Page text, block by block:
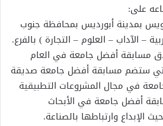
على:
بمدينة أبورديس بمحافظة جنوب
– الآداب – العلوم – التجارة ) بالفرع.
مسابقة أفضل جامعة في العام
2020/2021، والتي ستضم مسابقة أفضل جامعة صديقة
في مجال المشروعات التطبيقية
أفضل جامعة في الأبحاث
الإبداع وارتباطها بالصناعة.